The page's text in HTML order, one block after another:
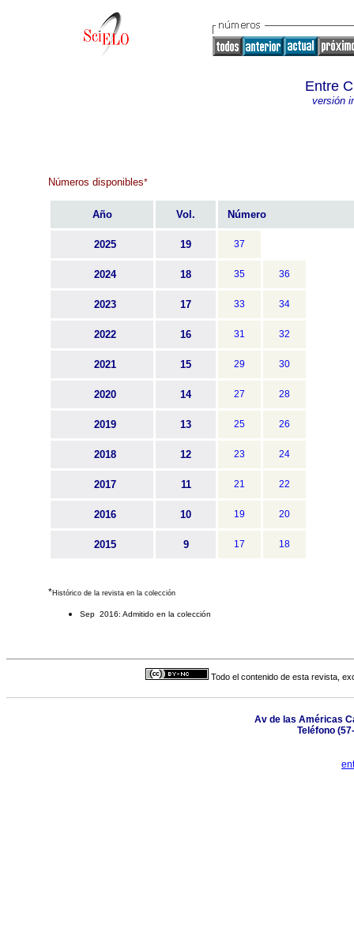
Entre
versión
Números disponibles*
Año Vol. Número
2025 19 37
2024 18 35 36
2023 17 33 34
2022 16 31 32
2021 15 29 30
2020 14 27 28
2019 13 25 26
2018 12 23 24
2017 11 21 22
2016 10 19 20
2015 9 17 18
*Histórico de la revista en la colección
Sep 2016: Admitido en la colección
Todo el contenido de esta revista,
Av de las Américas
Teléfono